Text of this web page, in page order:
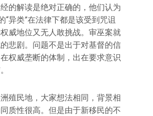
的解读是绝对正确的，他们认为
“异类”在法律下都是该受到咒诅
威地位又无人敢挑战。审巫案就
悲剧。问题不是出于对基督的信
权威垄断的体制，出在要求意识
殖民地，大家想法相同，背景相
质性很高。但是由于新移民的不